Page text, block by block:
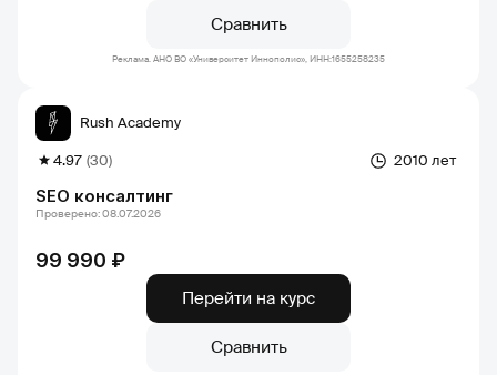
Сравнить
Реклама. АНО ВО «Университет Иннополис», ИНН:1655258235
SEO консалтинг
2010 лет
4.97 (30)
Rush Academy
99 990 ₽
Проверено: 08.07.2026
Перейти на курс
Сравнить